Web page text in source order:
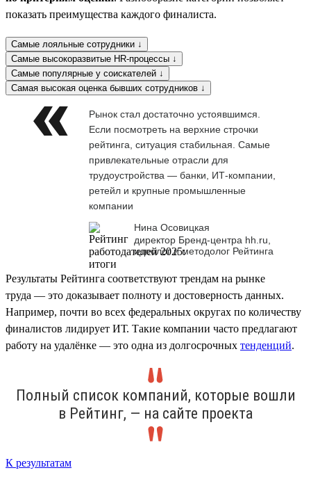
показать преимущества каждого финалиста.
Самые лояльные сотрудники ↓
Самые высокоразвитые HR-процессы ↓
Самые популярные у соискателей ↓
Самая высокая оценка бывших сотрудников ↓
Рынок стал достаточно устоявшимся.
Если посмотреть на верхние строчки
рейтинга, ситуация стабильная. Самые
привлекательные отрасли для
трудоустройства — банки, ИТ-компании,
ретейл и крупные промышленные
компании
Нина Осовицкая
директор Бренд-центра hh.ru,
идеолог и методолог Рейтинга
Результаты Рейтинга соответствуют трендам на рынке
труда — это доказывает полноту и достоверность данных.
Например, почти во всех федеральных округах по количеству
финалистов лидирует ИТ. Такие компании часто предлагают
работу на удалёнке — это одна из долгосрочных тенденций.
Полный список компаний, которые вошли
в Рейтинг, — на сайте проекта
К результатам